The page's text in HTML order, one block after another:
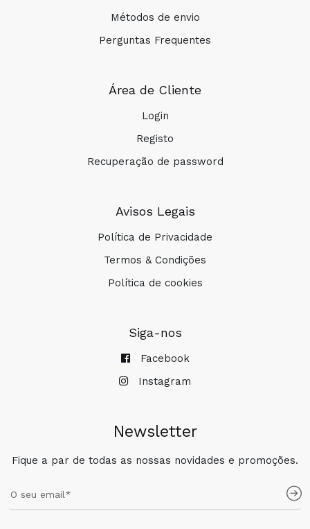
Métodos de envio
Perguntas Frequentes
Área de Cliente
Login
Registo
Recuperação de password
Avisos Legais
Política de Privacidade
Termos & Condições
Política de cookies
Siga-nos
Facebook
Instagram
Newsletter
Fique a par de todas as nossas novidades e promoções.